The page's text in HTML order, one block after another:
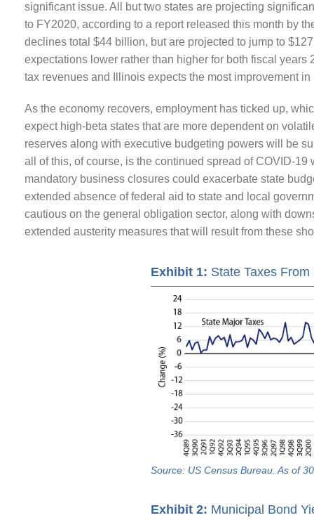
significant issue. All but two states are projecting
to FY2020, according to a report released this month by
declines total $44 billion, but are projected to jump to
expectations lower rather than higher for both fiscal
tax revenues and Illinois expects the most improvement
As the economy recovers, employment has ticked up,
expect high-beta states that are more dependent on
reserves along with executive budgeting powers will be
all of this, of course, is the continued spread of COVID-
mandatory business closures could exacerbate state
extended absence of federal aid to state and local
cautious on the general obligation sector, along with
extended austerity measures that will result from these
Exhibit 1: State Taxes
Source: US Census Bureau. As of
Exhibit 2: Municipal Bond